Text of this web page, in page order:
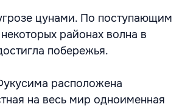
цунами. По поступающим
районах волна в
побережья.
расположена
на весь мир одноименная